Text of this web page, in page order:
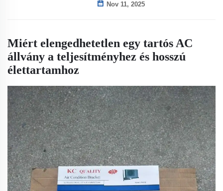
Nov 11, 2025
Miért elengedhetetlen egy tartós AC
állvány a teljesítményhez és hosszú
élettartamhoz